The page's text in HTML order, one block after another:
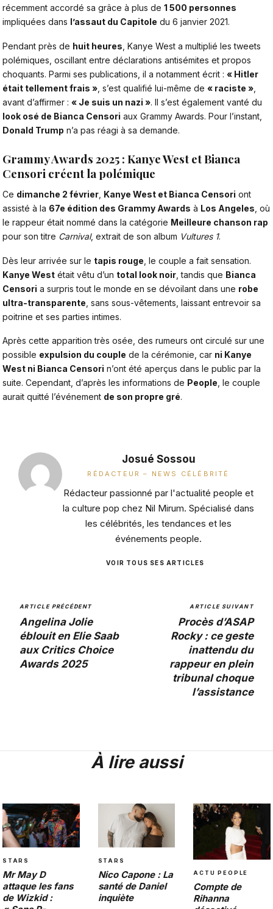
récemment accordé sa grâce à plus de 1 500 personnes
impliquées dans l’assaut du Capitole du 6 janvier 2021.
Pendant près de huit heures , Kanye West a multiplié les tweets
polémiques, oscillant entre déclarations antisémites et propos
choquants. Parmi ses publications, il a notamment écrit : « Hitler
était tellement frais » , s’est qualifié lui-même de « raciste »
avant d’affirmer : « Je suis un nazi ». Il s’est également vanté du
look osé de Bianca Censori aux Grammy Awards. Pour l’instant,
Donald Trump n’a pas réagi à sa demande.
Grammy Awards 2025 : Kanye West et Bianca
Censori créent la polémique
Ce dimanche 2 février Kanye West et Bianca Censori ont
assisté à la 67e édition des Grammy Awards à Los Angeles , où
le rappeur était nommé dans la catégorie Meilleure chanson rap
pour son titre Carnival, extrait de son album Vultures 1.
Dès leur arrivée sur le tapis rouge , le couple a fait sensation.
Kanye West était vêtu d’un total look noir , tandis que Bianca
Censori a surpris tout le monde en se dévoilant dans une robe
ultra-transparente , sans sous-vêtements, laissant entrevoir sa
poitrine et ses parties intimes.
Après cette apparition très osée, des rumeurs ont circulé sur une
possible expulsion du couple de la cérémonie, car ni Kanye
West ni Bianca Censori n’ont été aperçus dans le public par la
suite. Cependant, d’après les informations de People, le couple
aurait quitté l’événement de son propre gré.
Josué Sossou
RÉDACTEUR – NEWS CÉLÉBRITÉ
Rédacteur passionné par l'actualité people et
la culture pop chez Nil Mirum. Spécialisé dans
les célébrités, les tendances et les
événements people.
VOIR TOUS SES ARTICLES
ARTICLE PRÉCÉDENT
Angelina Jolie
éblouit en Elie Saab
aux Critics Choice
Awards 2025
ARTICLE SUIVANT
Procès d’ASAP
Rocky : ce geste
inattendu du
rappeur en plein
tribunal choque
l’assistance
À lire aussi
STARS
Mr May D
attaque les fans
de Wizkid :
STARS
Nico Capone : La
santé de Daniel
inquiète
ACTU PEOPLE
Compte de
Rihanna